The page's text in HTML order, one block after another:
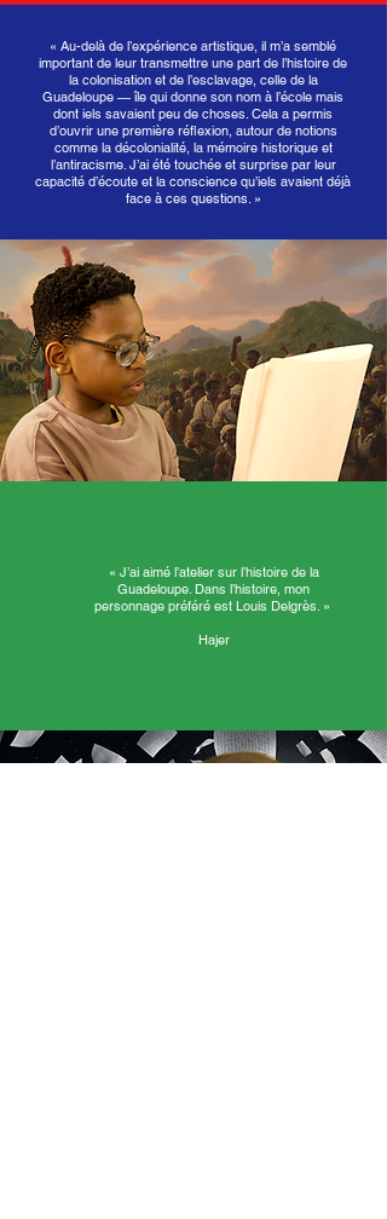
« Au-delà de l’expérience artistique, il m’a semblé
important de leur transmettre une part de l’histoire de
la colonisation et de l’esclavage, celle de la
Guadeloupe — île qui donne son nom à l’école mais
dont iels savaient peu de choses. Cela a permis
d’ouvrir une première réflexion, autour de notions
comme la décolonialité, la mémoire historique et
l’antiracisme. J’ai été touchée et surprise par leur
capacité d’écoute et la conscience qu’iels avaient déjà
face à ces questions. »
« J’ai aimé l’atelier sur l’histoire de la
Guadeloupe. Dans l’histoire, mon
personnage préféré est Louis Delgrès. »
Hajer